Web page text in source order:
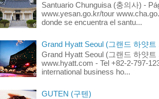
Santuario Chunguisa (충의사) -
www.yesan.go.kr/tour
donde se encuentra el santu...
Grand Hyatt Seoul (그랜드 하얏트
Grand Hyatt Seoul (그랜드 하얏트
www.hyatt.com - Tel +82-2-797-
international business ho...
GUTEN (구텐)